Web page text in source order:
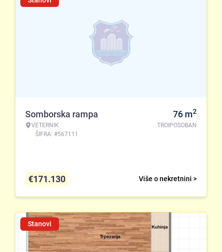
Somborska rampa
VETERNIK
ŠIFRA: #567111
76 m2
TROIPOSOBAN
Više o nekretnini >
€171.130
Stanovi